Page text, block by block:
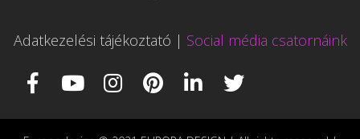
Adatkezelési tájékoztató | Social média csatornáink